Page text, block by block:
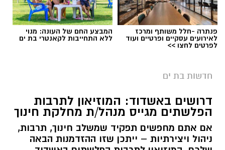
פנתרה -חלל משותף ומרכז
לאירועים עסקיים ופרטיים ועוד
לפרטים לחצו >>
המבצע החם של העונה: מנוי
ללא התחייבות לקאנטרי בת ים
חדשות בת ים
דרושים באשדוד: המוזיאון לתרבות
הפלשתים מגייס מנהל/ת מחלקת חינוך
אם אתם מחפשים תפקיד שמשלב חינוך, תרבות,
ניהול ויצירתיות – ייתכן שזו ההזדמנות הבאה